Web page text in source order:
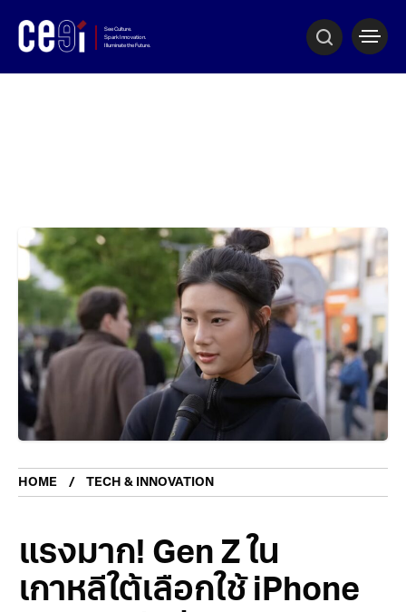
HOME TECH & INNOVATION
แรงมาก! Gen Z ใน
เกาหลีใต้เลือกใช้ iPhone